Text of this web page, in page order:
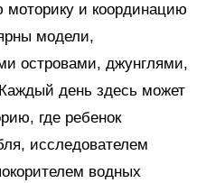
моторику и координацию
модели,
островами, джунглями,
день здесь может
где ребенок
исследователем
водных